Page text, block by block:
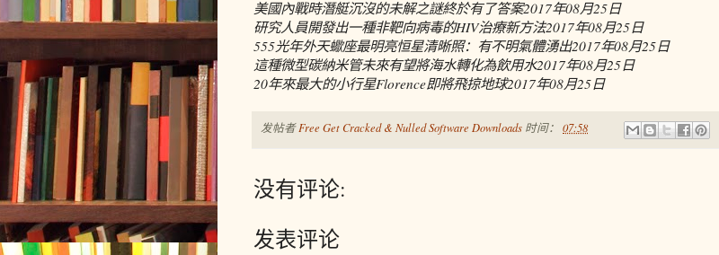
美國內戰時潛艇沉沒的未解之謎終於有了答案2017年08月25日
研究人員開發出一種非靶向病毒的HIV治療新方法2017年08月25日
555光年外天蠍座最明亮恒星清晰照：有不明氣體湧出2017年08月25日
這種微型碳納米管未來有望將海水轉化為飲用水2017年08月25日
20年來最大的小行星Florence即將飛掠地球2017年08月25日
发帖者Free Get Cracked & Nulled Software Downloads 时间： 07:58
没有评论:
发表评论